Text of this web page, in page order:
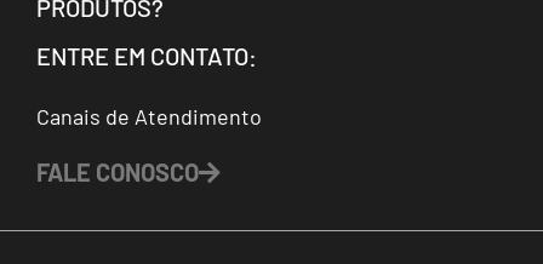
PRODUTOS?
ENTRE EM CONTATO:
Canais de Atendimento
FALE CONOSCO